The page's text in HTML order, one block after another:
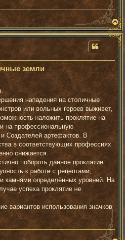
В
е
р
н
у
н
а
земли
нападения на столичные
или вольных героев выживет,
наложить проклятие на
на профессиональную
Создателей артефактов. В
в соответствующих профессиях
снижается.
побороть данное проклятие:
к работе с рецептами,
камнями определённых уровней. На
успеха проклятие не
вариантов использования значков